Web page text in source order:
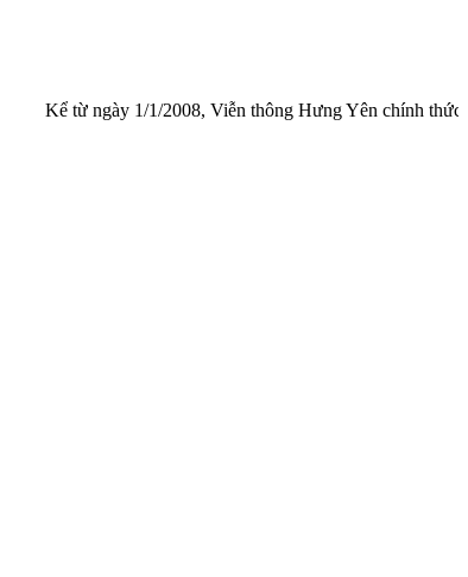
Kể từ ngày 1/1/2008, Viễn thông Hưng Yên chính thức